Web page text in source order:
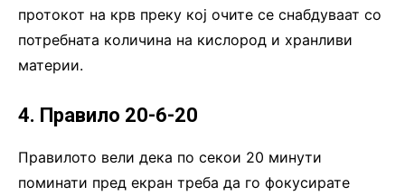
протокот на крв преку кој очите се снабдуваат со
потребната количина на кислород и хранливи
материи.
4. Правило 20-6-20
Правилото вели дека по секои 20 минути
поминати пред екран треба да го фокусирате